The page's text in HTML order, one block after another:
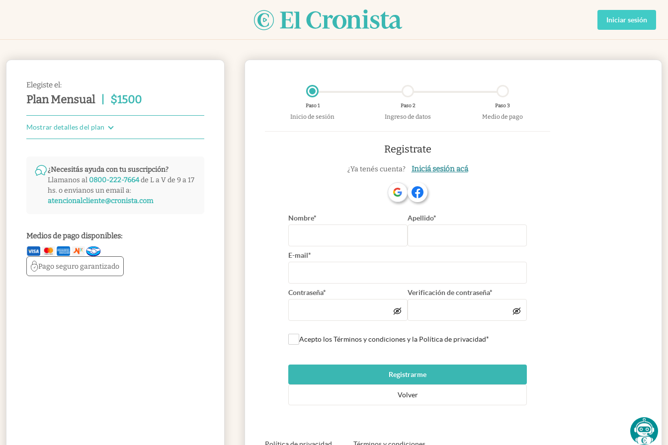
Iniciar sesión
Elegiste el:
Plan Mensual $1500
Mostrar detalles del plan
¿Necesitás ayuda con tu suscripción?
Llamanos al 0800-222-7664de L a V de 9 a 17
hs. o envianos un email a:
atencionalcliente@cronista.com
Medios de pago disponibles:
Pago segurogarantizado
Paso 1
Inicio de sesión
Paso 2
Ingreso de datos
Paso 3
Medio de pago
Registrate
¿Ya tenés cuenta? Iniciá sesión acá
Nombre* Apellido*
E-mail*
Contraseña* Verificación de contraseña*
Acepto los Términos y condiciones y la Política de privacidad*
Registrarme
Volver